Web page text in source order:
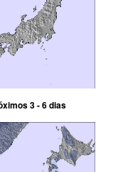
3 - 6 dias